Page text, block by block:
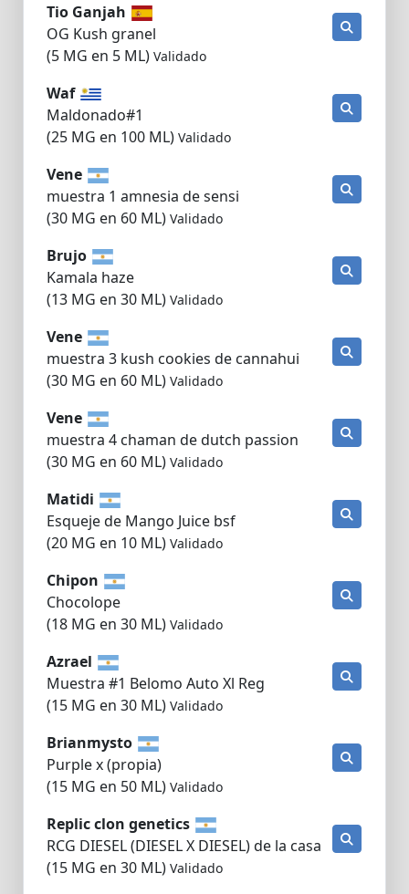
Tio Ganjah
OG Kush granel
(5 MG en 5 ML)Validado
Waf
Maldonado#1
(25 MG en 100 ML)Validado
Vene
muestra 1 amnesia de sensi
(30 MG en 60 ML)Validado
Brujo
Kamala haze
(13 MG en 30 ML)Validado
Vene
muestra 3 kush cookies de cannahui
(30 MG en 60 ML)Validado
Vene
muestra 4 chaman de dutch passion
(30 MG en 60 ML)Validado
Matidi
Esqueje de Mango Juice bsf
(20 MG en 10 ML)Validado
Chipon
Chocolope
(18 MG en 30 ML)Validado
Azrael
Muestra #1 Belomo Auto Xl Reg
(15 MG en 30 ML)Validado
Brianmysto
Purple x (propia)
(15 MG en 50 ML)Validado
Replic clon genetics
RCG DIESEL (DIESEL X DIESEL) de la casa
(15 MG en 30 ML)Validado